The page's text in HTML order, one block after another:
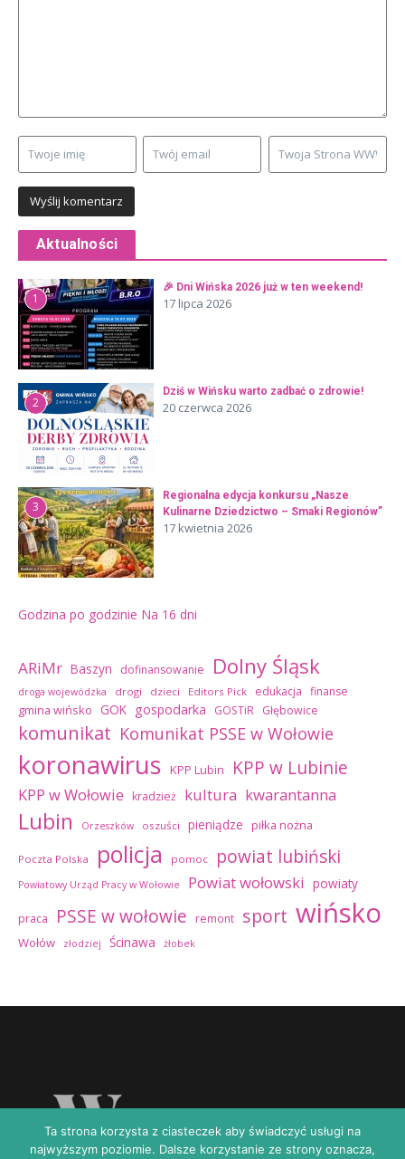
Aktualności
1
🎉 Dni Wińska 2026 już w ten weekend!
17 lipca 2026
2
Dziś w Wińsku warto zadbać o zdrowie!
20 czerwca 2026
3
Regionalna edycja konkursu „Nasze
Kulinarne Dziedzictwo – Smaki Regionów”
17 kwietnia 2026
Godzina po godzinie Na 16 dni
ARiMr Baszyn dofinansowanie Dolny Śląsk
droga wojewódzka drogi dzieci Editors Pick edukacja finanse
gmina wińsko GOK gospodarka GOSTiR Głębowice
komunikat Komunikat PSSE w Wołowie
koronawirus KPP Lubin KPP w Lubinie
KPP w Wołowie kradzież kultura kwarantanna
Lubin Orzeszków oszuści pieniądze piłka nożna
Poczta Polska policja pomoc powiat lubiński
Powiatowy Urząd Pracy w Wołowie Powiat wołowski powiaty
praca PSSE w wołowie remont sport wińsko
Wołów złodziej Ścinawa żłobek
Ta strona korzysta z ciasteczek aby świadczyć usługi na
najwyższym poziomie. Dalsze korzystanie ze strony oznacza,